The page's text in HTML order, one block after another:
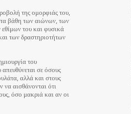
της ομορφιάς του,
βάθη των αιώνων, των
του και φυσικά
των δραστηριοτήτων
του
σε όσους
αλλά και στους
να αισθάνονται ότι
όσο μακριά και αν οι